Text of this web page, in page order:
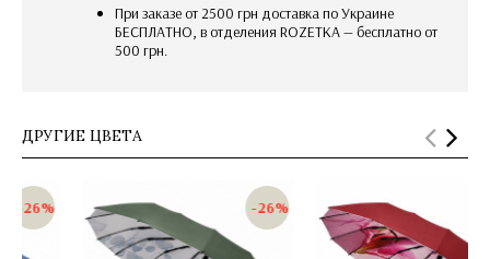
При заказе от 2500 грн доставка по Украине
БЕСПЛАТНО, в отделения ROZETKA — бесплатно от
500 грн.
ДРУГИЕ ЦВЕТА